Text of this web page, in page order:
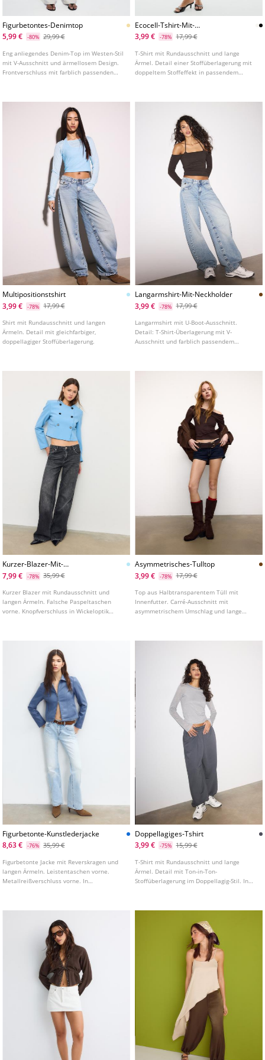
Figurbetontes-Denimtop
5,99 €
-80% 29,99 €
Eng anliegendes Denim-Top im Westen-Stil
mit V-Ausschnitt und ärmellosem Design.
Frontverschluss mit farblich passenden
Ecocell-Tshirt-Mit-
Doppellageneffekt
3,99 € -78% 17,99 €
T-Shirt mit Rundausschnitt und lange
Ärmel. Detail einer Stoffüberlagerung mit
doppeltem Stoffeffekt in passendem
Multipositionstshirt
3,99 €
-78% 17,99 €
Shirt mit Rundausschnitt und langen
Ärmeln. Detail mit gleichfarbiger,
doppellagiger Stoffüberlagerung.
Langarmshirt-Mit-Neckholder
3,99 €
-78% 17,99 €
Langarmshirt mit U-Boot-Ausschnitt.
Detail: T-Shirt-Überlagerung mit V-
Ausschnitt und farblich passendem
Kurzer-Blazer-Mit-
Rundausschnitt
7,99 € -78% 35,99 €
Kurzer Blazer mit Rundausschnitt und
langen Ärmeln. Falsche Paspeltaschen
vorne. Knopfverschluss in Wickeloptik
Asymmetrisches-Tulltop
3,99 €
-78% 17,99 €
Top aus Halbtransparentem Tüll mit
Innenfutter. Carré-Ausschnitt mit
asymmetrischem Umschlag und lange
Farben erhältlich.
Figurbetonte-Kunstlederjacke
8,63 €
-76% 35,99 €
Figurbetonte Jacke mit Reverskragen und
langen Ärmeln. Leistentaschen vorne.
Metallreißverschluss vorne. In
Doppellagiges-Tshirt
3,99 €
-75% 15,99 €
T-Shirt mit Rundausschnitt und lange
Ärmel. Detail mit Ton-in-Ton-
Stoffüberlagerung im Doppellagig-Stil. In